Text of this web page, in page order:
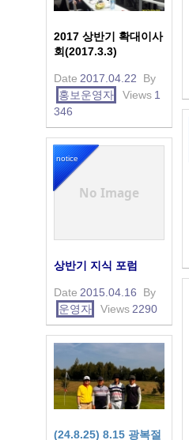
2017 상반기 확대이사
회(2017.3.3)
Date 2017.04.22
By
홍보운영자
Views 1
346
No Image
notice
상반기 지식 포럼
Date 2015.04.16
By
운영자
Views 2290
(24.8.25) 8.15 광복절